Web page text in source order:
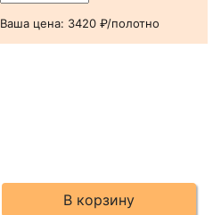
Ваша цена: 3420 ₽/полотно
В корзину